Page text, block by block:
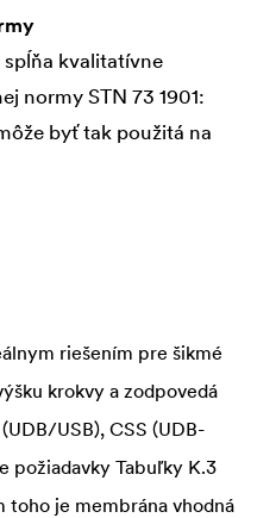
spĺňa kvalitatívne
normy STN 73 1901:
byť tak použitá na
riešením pre šikmé
krokvy a zodpovedá
USB), CSS (UDB-
požiadavky Tabuľky K.3
toho je membrána vhodná